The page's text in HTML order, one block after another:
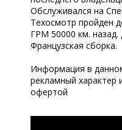
Обслуживался на
Техосмотр пройден
ГРМ 50000 км.
Французская сборка.
Информация в
рекламный характер
офертой